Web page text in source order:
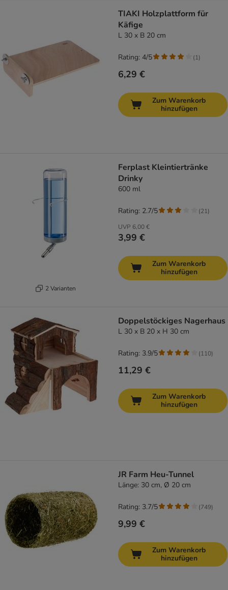
TIAKI Holzplattform für
Käfige
L 30 x B 20 cm
6,29 €
Rating: 4/5 (1)
Zum Warenkorb
hinzufügen
2 Varianten
Ferplast Kleintiertränke
Drinky
600 ml
UVP 6,00 €
3,99 €
Rating: 2.7/5 (21)
Zum Warenkorb
hinzufügen
Doppelstöckiges Nagerhaus
L 30 x B 20 x H 30 cm
11,29 €
Rating: 3.9/5 (110)
Zum Warenkorb
hinzufügen
JR Farm Heu-Tunnel
Länge: 30 cm, Ø 20 cm
9,99 €
Rating: 3.7/5 (749)
Zum Warenkorb
hinzufügen